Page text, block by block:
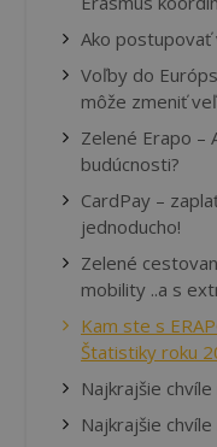
Ako postupovať
Voľby do
môže zmeniť
Zelené Erapo –
budúcnosti?
CardPay –
jednoducho!
Zelené
mobility ..a s
Kam ste s
Štatistiky roku
Najkrajšie
Najkrajšie